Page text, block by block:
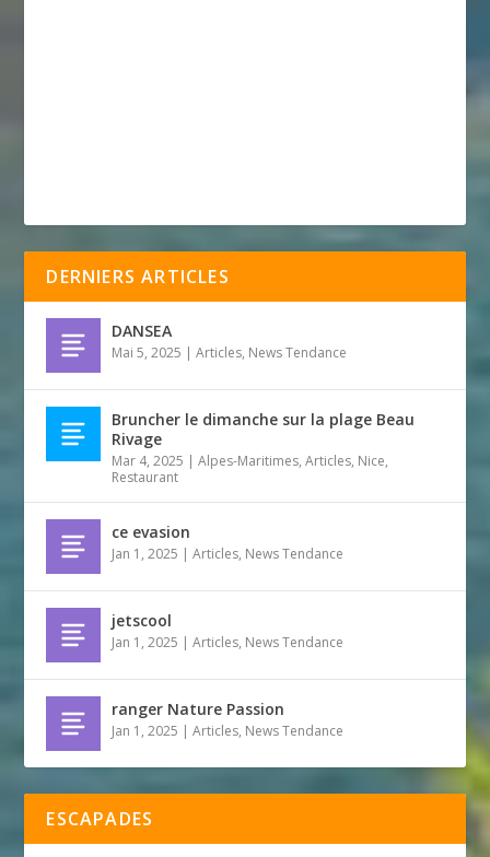
DERNIERS ARTICLES
DANSEA
Mai 5, 2025 |Articles, News Tendance
Bruncher le dimanche sur la plage Beau
Rivage
Mar 4, 2025 |Alpes-Maritimes,Articles, Nice,
Restaurant
ce evasion
Jan 1, 2025 |Articles, News Tendance
jetscool
Jan 1, 2025 |Articles, News Tendance
ranger Nature Passion
Jan 1, 2025 |Articles, News Tendance
ESCAPADES